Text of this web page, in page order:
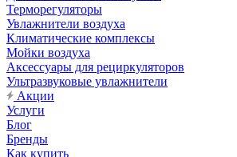
Терморегуляторы
Увлажнители воздуха
Климатические комплексы
Мойки воздуха
Аксессуары для рециркуляторов
Ультразвуковые увлажнители
Акции
Услуги
Блог
Бренды
Как купить